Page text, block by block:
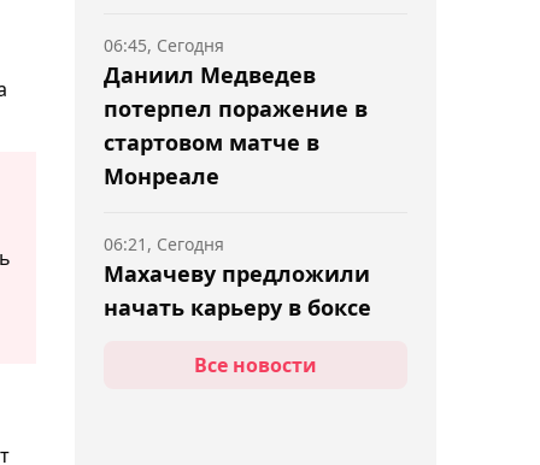
Даниил Медведев
потерпел поражение в
стартовом матче в
Монреале
06:45, Сегодня
Махачеву предложили
начать карьеру в боксе
06:21, Сегодня
05:41, СегодняВсе новости